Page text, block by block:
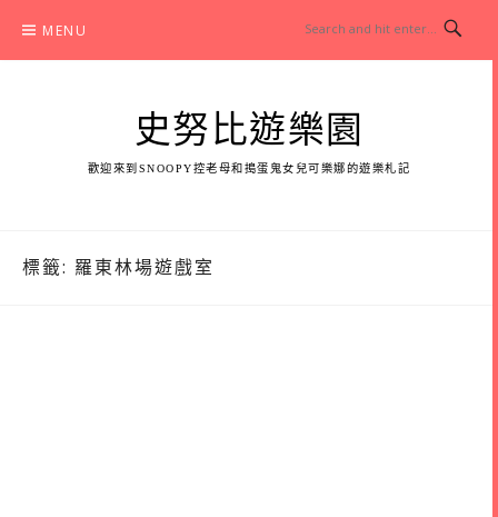
content
MENU
史努比遊樂園
歡迎來到SNOOPY控老母和搗蛋鬼女兒可樂娜的遊樂札記
標籤: 羅東林場遊戲室